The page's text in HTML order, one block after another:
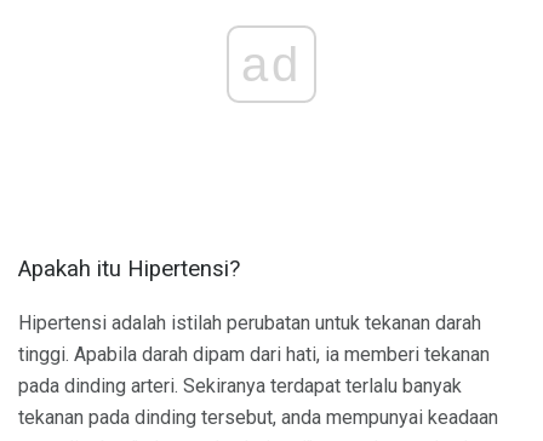
ad
Apakah itu Hipertensi?
Hipertensi adalah istilah perubatan untuk tekanan darah
tinggi. Apabila darah dipam dari hati, ia memberi tekanan
pada dinding arteri. Sekiranya terdapat terlalu banyak
tekanan pada dinding tersebut, anda mempunyai keadaan